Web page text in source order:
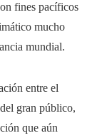
fines pacíficos
mucho
mundial.
entre el
gran público,
que aún